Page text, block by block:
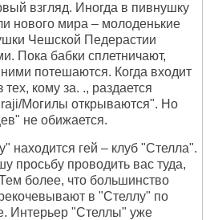
взгляд. Иногда в пивнушку
нового мира – молоденькие
Чешской Педерастии
Пока бабки сплетничают,
потешаются. Когда входит
кому за. ., раздается
Могилы открываются". Но
не обижается.
находится гей – клуб "Стелла".
просьбу проводить вас туда,
более, что большинство
в "Стеллу" по
Интерьер "Стеллы" уже